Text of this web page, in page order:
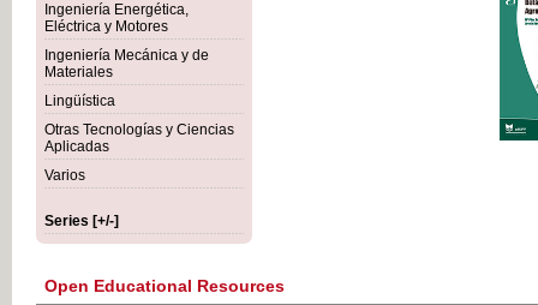
Ingeniería Energética,
Eléctrica y Motores
Ingeniería Mecánica y de
Materiales
Lingüística
Otras Tecnologías y Ciencias
Aplicadas
Varios
Series [+/-]
VAT
Open Educational Resources